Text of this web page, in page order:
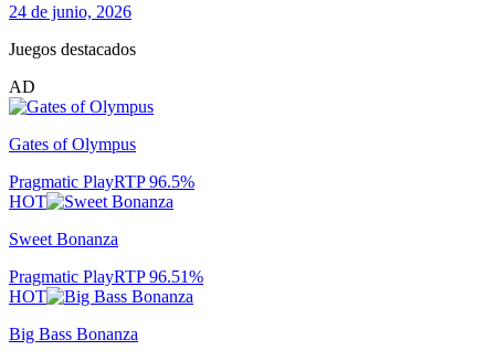
24 de junio, 2026
Juegos destacados
AD
Gates of Olympus
Pragmatic PlayRTP96.5%
HOT
Sweet Bonanza
Pragmatic PlayRTP96.51%
HOT
Big Bass Bonanza